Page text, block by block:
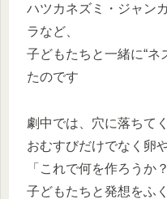
ハツカネズミ・ジャン
ラなど、
子どもたちと一緒に“ネ
たのです
劇中では、穴に落ちて
おむすびだけでなく卵
「これで何を作ろうか
子どもたちと発想をふ